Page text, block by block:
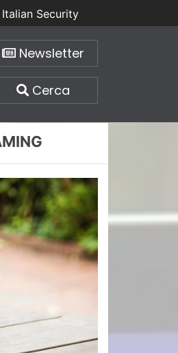
Italian Security
Newsletter
Cerca